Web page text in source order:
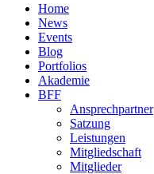
Home
News
Events
Blog
Portfolios
Akademie
BFF
Ansprechpartner
Satzung
Leistungen
Mitgliedschaft
Mitglieder